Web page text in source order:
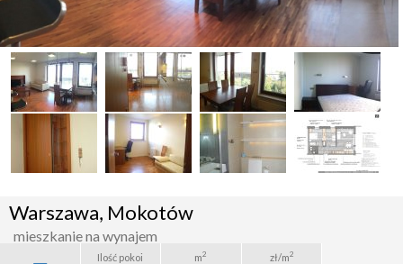
Warszawa, Mokotów
mieszkanie na wynajem
Ilość pokoi m2 zł/m2